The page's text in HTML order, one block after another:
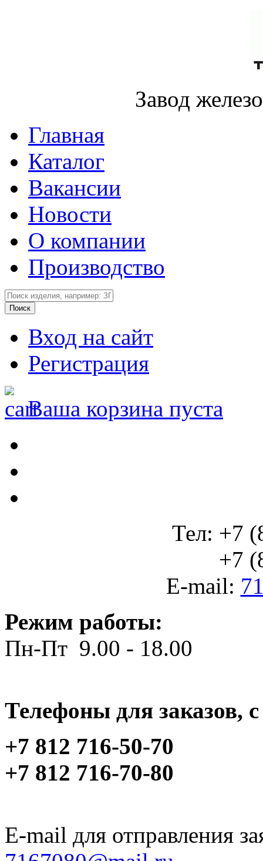
Завод
Главная
Каталог
Вакансии
Новости
О компании
Производство
Вход на сайт
Регистрация
Ваша корзина пуста
Тел: +7
+7
E-mail:
Режим работы:
Пн-Пт 9.00 - 18.00
Телефоны для заказов,
+7 812 716-50-70
+7 812 716-70-80
E-mail для отправления